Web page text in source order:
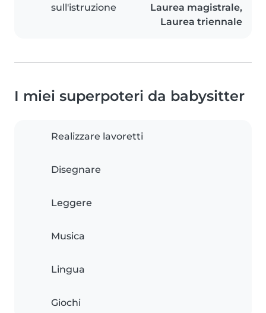
sull'istruzione
Laurea magistrale,
Laurea triennale
I miei superpoteri da babysitter
Realizzare lavoretti
Disegnare
Leggere
Musica
Lingua
Giochi